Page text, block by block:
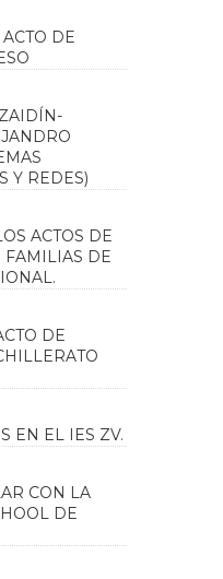
DE
Y REDES)
ACTOS DE
FAMILIAS DE
DE
EN EL IES ZV.
CON LA
DE